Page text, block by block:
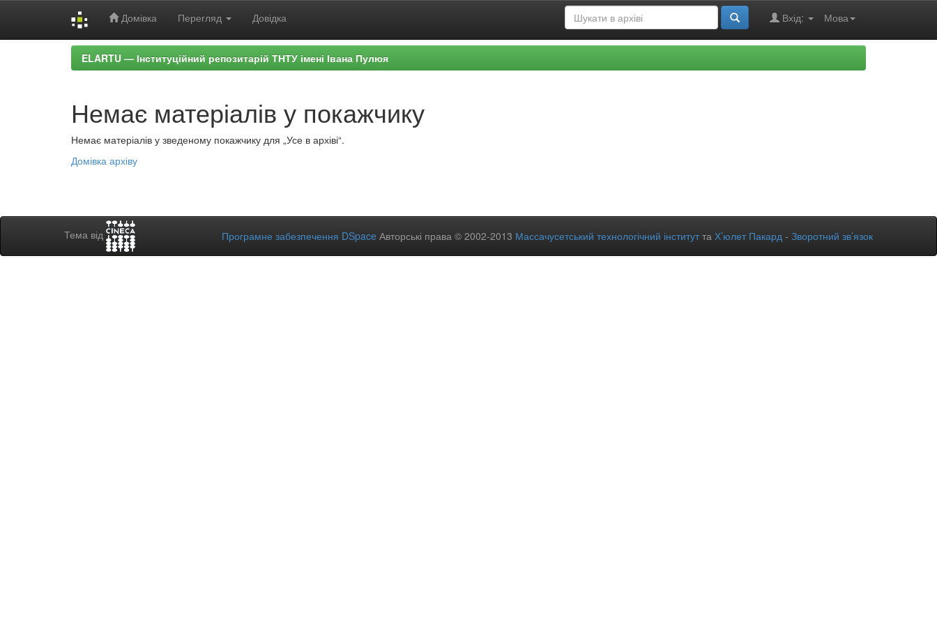
Домівка Перегляд Довідка Мова
Вхід:
ELARTU — Інституційний репозитарій ТНТУ імені Івана Пулюя
Немає матеріалів у покажчику
Немає матеріалів у зведеному покажчику для „Усе в архіві“.
Домівка архіву
Тема від Програмне забезпечення DSpace Авторські права © 2002-2013 Массачусетський технологічний інститутта Х’юлет Пакард - Зворотний зв’язок